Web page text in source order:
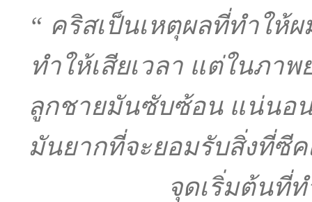
“ คริสเป็นเหตุผลที่ทำให้
ทำให้เสียเวลา แต่ในภา
ลูกชายมันซับซ้อน แน่นอ
มันยากที่จะยอมรับสิ่งที่ซี
จุดเริ่มต้นที่